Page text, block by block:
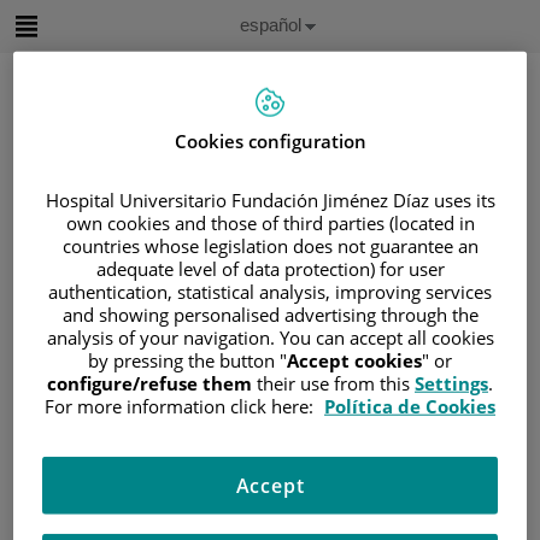
Selector
de
idioma
Idioma
Activo
Español
/ÁREA DEL PACIENTE
/SOBRE EL CÁNCER
/INFORMACIÓN Y SOPORTE AL PACIENTE
TIPOS DE CÁNCER
/ÁREA DE NEOPLASIAS HEMATOLÓGICAS
/LEUCEMIA MIELOIDE CRÓNICA (LMC)
TRATAMIENTO DE LA LMC
/TRATAMIENTO FASE CRÓNICA
Cookies configuration
Hospital Universitario Fundación Jiménez Díaz uses its
own cookies and those of third parties (located in
countries whose legislation does not guarantee an
adequate level of data protection) for user
authentication, statistical analysis, improving services
and showing personalised advertising through the
analysis of your navigation. You can accept all cookies
by pressing the button "Accept cookies" or
configure/refuse them their use from this Settings.
For more information click here: Política de Cookies
Accept